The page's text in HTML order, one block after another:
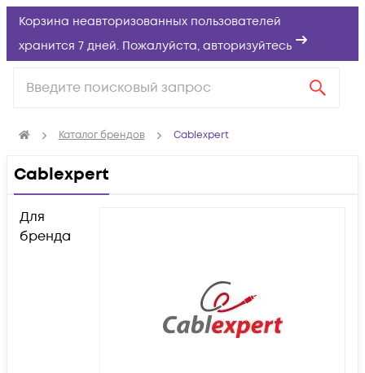
Корзина неавторизованных пользователей
хранится 7 дней. Пожалуйста, авторизуйтесь
Каталог брендов Cablexpert
Cablexpert
Для
бренда